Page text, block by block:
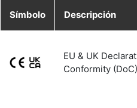
Símbolo Descripción
EU & UK
Conformity (DoC)